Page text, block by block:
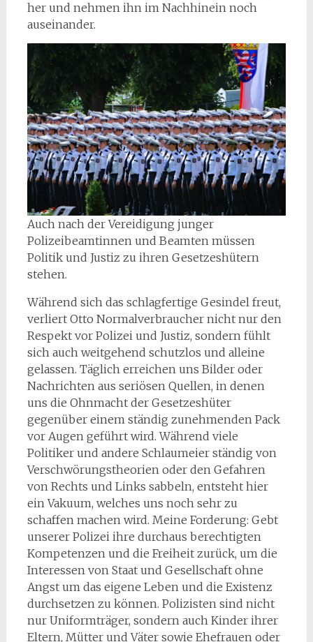
her und nehmen ihn im Nachhinein noch
auseinander.
Auch nach der Vereidigung junger
Polizeibeamtinnen und Beamten müssen
Politik und Justiz zu ihren Gesetzeshütern
stehen.
Während sich das schlagfertige Gesindel freut,
verliert Otto Normalverbraucher nicht nur den
Respekt vor Polizei und Justiz, sondern fühlt
sich auch weitgehend schutzlos und alleine
gelassen. Täglich erreichen uns Bilder oder
Nachrichten aus seriösen Quellen, in denen
uns die Ohnmacht der Gesetzeshüter
gegenüber einem ständig zunehmenden Pack
vor Augen geführt wird. Während viele
Politiker und andere Schlaumeier ständig von
Verschwörungstheorien oder den Gefahren
von Rechts und Links sabbeln, entsteht hier
ein Vakuum, welches uns noch sehr zu
schaffen machen wird. Meine Forderung: Gebt
unserer Polizei ihre durchaus berechtigten
Kompetenzen und die Freiheit zurück, um die
Interessen von Staat und Gesellschaft ohne
Angst um das eigene Leben und die Existenz
durchsetzen zu können. Polizisten sind nicht
nur Uniformträger, sondern auch Kinder ihrer
Eltern, Mütter und Väter sowie Ehefrauen oder